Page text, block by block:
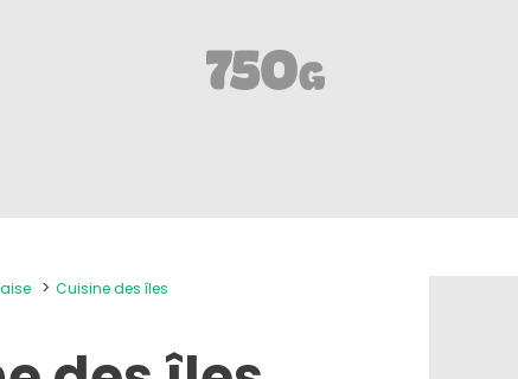
Cuisine des îles